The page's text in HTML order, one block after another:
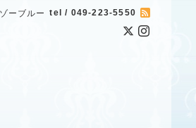
ーブルー tel / 049-223-5550